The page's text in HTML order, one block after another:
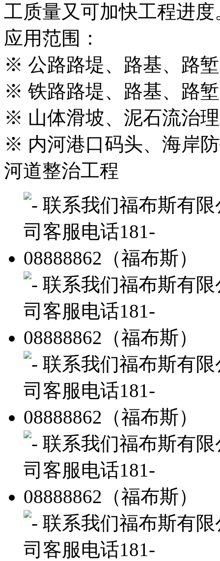
工质量又可加快工程进度
应用范围：
※ 公路路堤、路基、路
※ 铁路路堤、路基、路
※ 山体滑坡、泥石流治
※ 内河港口码头、海岸
河道整治工程